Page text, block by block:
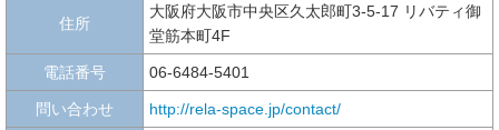
住所
大阪府大阪市中央区久太郎町3-5-17 リバティ御
堂筋本町4F
電話番号 06-6484-5401
問い合わせ http://rela-space.jp/contact/